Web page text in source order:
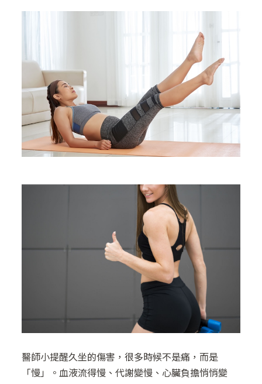
醫師小提醒久坐的傷害，很多時候不是痛，而是
「慢」。血液流得慢、代謝變慢、心臟負擔悄悄變